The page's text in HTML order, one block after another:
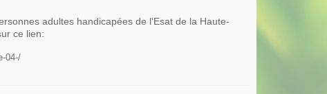
adultes handicapées de l'Esat de la Haute-
ce lien:
04-/